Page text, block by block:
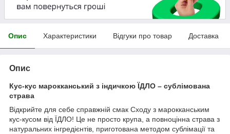
Опис Характеристики Відгуки про товар Доставка
Опис
Кус-кус марокканський з індичкою ЇДЛО – сублімована
страва
Відкрийте для себе справжній смак Сходу з марокканським
кус-кусом від ЇДЛО! Це не просто крупа, а повноцінна страва з
натуральних інгредієнтів, приготована методом сублімації та